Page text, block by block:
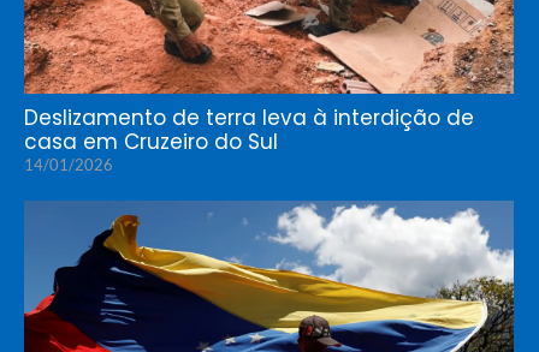
Deslizamento de terra leva à interdição de
casa em Cruzeiro do Sul
14/01/2026